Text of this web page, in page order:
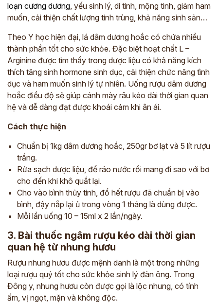
loạn cương dương , yếu sinh lý, di tinh, mộng tinh, giảm ham
muốn, cải thiện chất lượng tinh trùng, khả năng sinh sản…
Theo Y học hiện đại, lá dâm dương hoắc có chứa nhiều
thành phần tốt cho sức khỏe. Đặc biệt hoạt chất L –
Arginine được tìm thấy trong dược liệu có khả năng kích
thích tăng sinh hormone sinh dục, cải thiện chức năng tình
dục và ham muốn sinh lý tự nhiên. Uống rượu dâm dương
hoắc điều độ sẽ giúp cánh mày râu kéo dài thời gian quan
hệ và dễ dàng đạt được khoái cảm khi ân ái.
Cách thực hiện
Chuẩn bị 1kg dâm dương hoắc, 250gr bơ lạt và 5 lít rượu
trắng.
Rửa sạch dược liệu, để ráo nước rồi mang đi sao với bơ
cho đến khi khô quắt lại.
Cho vào bình thủy tinh, đổ hết rượu đã chuẩn bị vào
bình, đậy nắp lại ủ trong vòng 1 tháng là dùng được.
Mỗi lần uống 10 – 15ml x 2 lần/ngày.
3. Bài thuốc ngâm rượu kéo dài thời gian
quan hệ từ nhung hươu
Rượu nhung hươu được mệnh danh là một trong những
loại rượu quý tốt cho sức khỏe sinh lý đàn ông. Trong
Đông y, nhung hươu còn được gọi là lộc nhung, có tính
ấm, vị ngọt, mặn và không độc.